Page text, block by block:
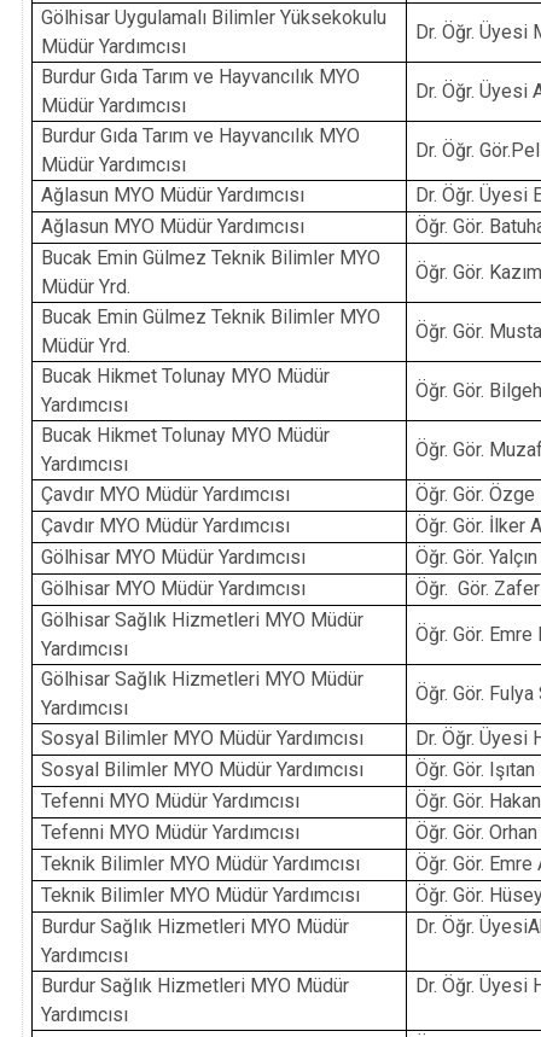
Gölhisar Uygulamalı Bilimler Yüksekokulu
Müdür Yardımcısı
Dr. Öğr. Üyesi
Burdur Gıda Tarım ve Hayvancılık MYO
Müdür Yardımcısı
Dr.Öğr. Üyesi
Burdur Gıda Tarım ve Hayvancılık MYO
Müdür Yardımcısı
Dr. Öğr.
Ağlasun MYO Müdür Yardımcısı
Dr. Öğr. Üyesi
Ağlasun MYO Müdür Yardımcısı
Öğr. Gör.
Bucak Emin Gülmez Teknik Bilimler MYO
Müdür Yrd.
Öğr. Gör.
Bucak Emin Gülmez Teknik Bilimler MYO
Müdür Yrd.
Öğr. Gör.
Bucak Hikmet Tolunay MYO Müdür
Yardımcısı
Öğr. Gör.
Bucak Hikmet Tolunay MYO Müdür
Yardımcısı
Öğr. Gör.
Çavdır MYO Müdür Yardımcısı
Öğr. Gör. Özge
Çavdır MYO Müdür Yardımcısı
Öğr. Gör. İlker
Gölhisar MYO Müdür Yardımcısı
Öğr. Gör.
Gölhisar MYO Müdür Yardımcısı
Öğr. Gör.
Gölhisar Sağlık Hizmetleri MYO Müdür
Yardımcısı
Öğr. Gör. Emre
Gölhisar Sağlık Hizmetleri MYO Müdür
Yardımcısı
Öğr. Gör.
Sosyal Bilimler MYO Müdür Yardımcısı
Dr. Öğr. Üyesi
Sosyal Bilimler MYO Müdür Yardımcısı
Öğr. Gör.
Tefenni MYO Müdür Yardımcısı
Öğr. Gör.
Tefenni MYO Müdür Yardımcısı
Öğr. Gör.
Teknik Bilimler MYO Müdür Yardımcısı
Öğr. Gör. Emre
Teknik Bilimler MYO Müdür Yardımcısı
Öğr. Gör.
Burdur Sağlık Hizmetleri MYO Müdür
Yardımcısı
Dr. Öğr.
Burdur Sağlık Hizmetleri MYO Müdür
Yardımcısı
Dr. Öğr. Üyesi